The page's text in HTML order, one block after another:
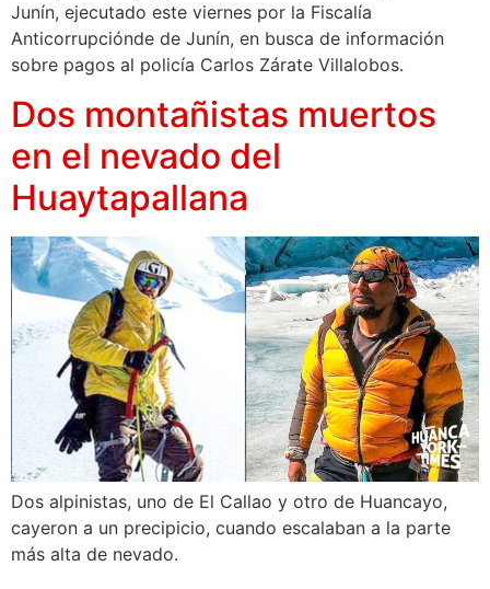
Junín, ejecutado este viernes por la Fiscalía
Anticorrupciónde de Junín, en busca de información
sobre pagos al policía Carlos Zárate Villalobos.
Dos montañistas muertos
en el nevado del
Huaytapallana
Dos alpinistas, uno de El Callao y otro de Huancayo,
cayeron a un precipicio, cuando escalaban a la parte
más alta de nevado.